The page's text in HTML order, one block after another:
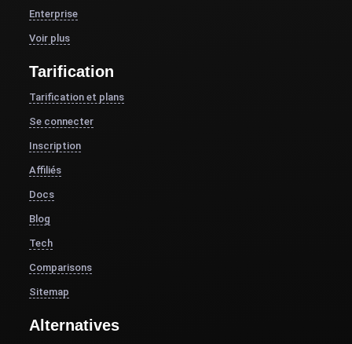
Enterprise
Voir plus
Tarification
Tarification et plans
Se connecter
Inscription
Affiliés
Docs
Blog
Tech
Comparisons
Sitemap
Alternatives